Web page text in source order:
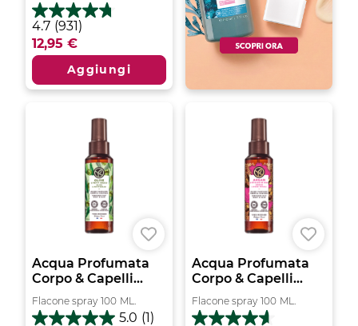
4.7 (931)
4.7
su
5
931
recensioni
12,95 €
Aggiungi
Acqua Profumata
Corpo & Capelli...
Flacone spray 100 ML.
5.0 (1)
Acqua Profumata
Corpo & Capelli...
Flacone spray 100 ML.